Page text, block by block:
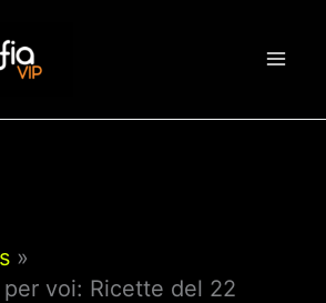
voi: Ricette del 22